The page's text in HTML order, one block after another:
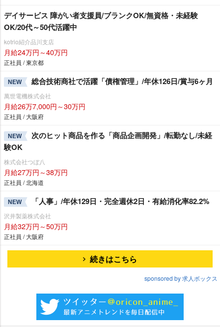
デイサービス 障がい者支援員/ブランクOK/無資格・未経験
OK/20代～50代活躍中
kotrio紹介品川支店
月給24万円～40万円
正社員 / 東京都
NEW 総合技術商社で活躍「債権管理」/年休126日/賞与6ヶ月
萬世電機株式会社
月給26万7,000円～30万円
正社員 / 大阪府
NEW
次のヒット商品を作る「商品企画開発」/転勤なし/未経
験OK
株式会社つぼ八
月給27万円～38万円
正社員 / 北海道
NEW 「人事」/年休129日・完全週休2日・有給消化率82.2%
沢井製薬株式会社
月給32万円～50万円
正社員 / 大阪府
続きはこちら
sponsored by 求人ボックス